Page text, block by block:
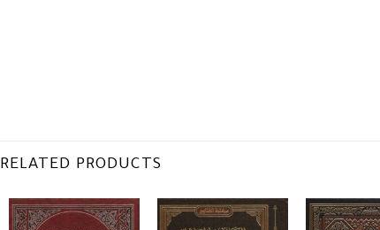
RELATED PRODUCTS